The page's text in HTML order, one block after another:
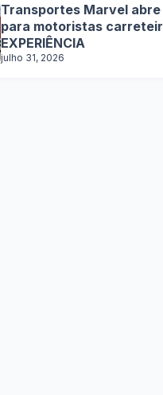
Transportes Marvel
para motoristas
EXPERIÊNCIA
julho 31, 2026